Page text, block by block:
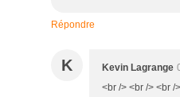
Répondre
K Kevin Lagrange
<br /> <br /> <br /